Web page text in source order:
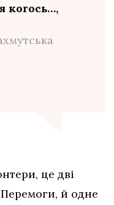
когось…,
це дві
Перемоги, й одне